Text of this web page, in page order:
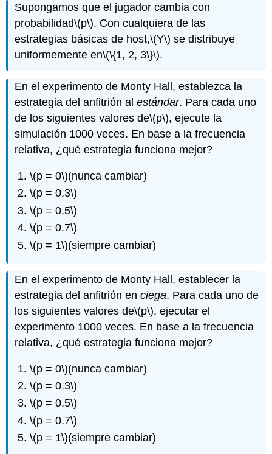
Supongamos que el jugador cambia con
probabilidad\(p\). Con cualquiera de las
estrategias básicas de host,\(Y\) se distribuye
uniformemente en\(\{1, 2, 3\}\).
En el experimento de Monty Hall, establezca la
estrategia del anfitrión alestándar. Para cada uno
de los siguientes valores de\(p\), ejecute la
simulación 1000 veces. En base a la frecuencia
relativa, ¿qué estrategia funciona mejor?
\(p = 0\)(nunca cambiar)
\(p = 0.3\)
\(p = 0.5\)
\(p = 0.7\)
\(p = 1\)(siempre cambiar)
En el experimento de Monty Hall, establecer la
estrategia del anfitrión enciega. Para cada uno de
los siguientes valores de\(p\), ejecutar el
experimento 1000 veces. En base a la frecuencia
relativa, ¿qué estrategia funciona mejor?
\(p = 0\)(nunca cambiar)
\(p = 0.3\)
\(p = 0.5\)
\(p = 0.7\)
\(p = 1\)(siempre cambiar)